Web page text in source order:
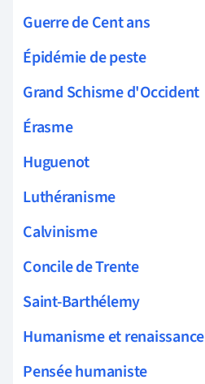
Guerre de Cent ans
Épidémie de peste
Grand Schisme d'Occident
Érasme
Huguenot
Luthéranisme
Calvinisme
Concile de Trente
Saint-Barthélemy
Humanisme et renaissance
Pensée humaniste